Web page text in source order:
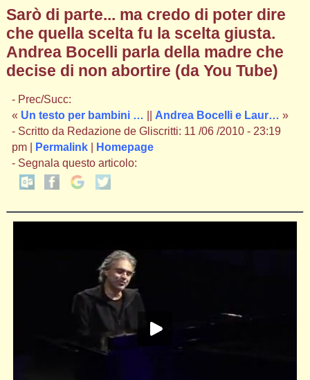
Sarò di parte... ma credo di poter dire
che quella scelta fu la scelta giusta.
Andrea Bocelli parla della madre che
decise di non abortire (da You Tube)
- Prec/Succ:
« Un testo per bambini … Andrea Bocelli e Laur… »
- Scritto da Redazione de Gliscritti: 11 /06 /2010 - 23:19
pm |
Permalink|
Homepage
- Segnala questo articolo: